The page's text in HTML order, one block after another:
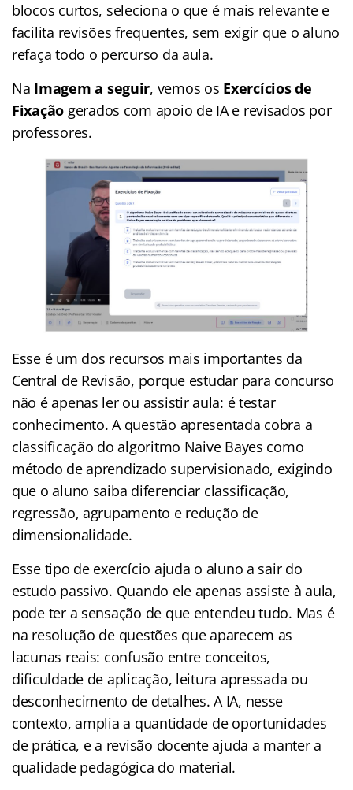
blocos curtos, seleciona o que é mais relevante e
facilita revisões frequentes, sem exigir que o aluno
refaça todo o percurso da aula.
Na Imagem a seguir, vemos os Exercícios de
Fixação gerados com apoio de IA e revisados por
professores.
Esse é um dos recursos mais importantes da
Central de Revisão, porque estudar para concurso
não é apenas ler ou assistir aula: é testar
conhecimento. A questão apresentada cobra a
classificação do algoritmo Naive Bayes como
método de aprendizado supervisionado, exigindo
que o aluno saiba diferenciar classificação,
regressão, agrupamento e redução de
dimensionalidade.
Esse tipo de exercício ajuda o aluno a sair do
estudo passivo. Quando ele apenas assiste à aula,
pode ter a sensação de que entendeu tudo. Mas é
na resolução de questões que aparecem as
lacunas reais: confusão entre conceitos,
dificuldade de aplicação, leitura apressada ou
desconhecimento de detalhes. A IA, nesse
contexto, amplia a quantidade de oportunidades
de prática, e a revisão docente ajuda a manter a
qualidade pedagógica do material.